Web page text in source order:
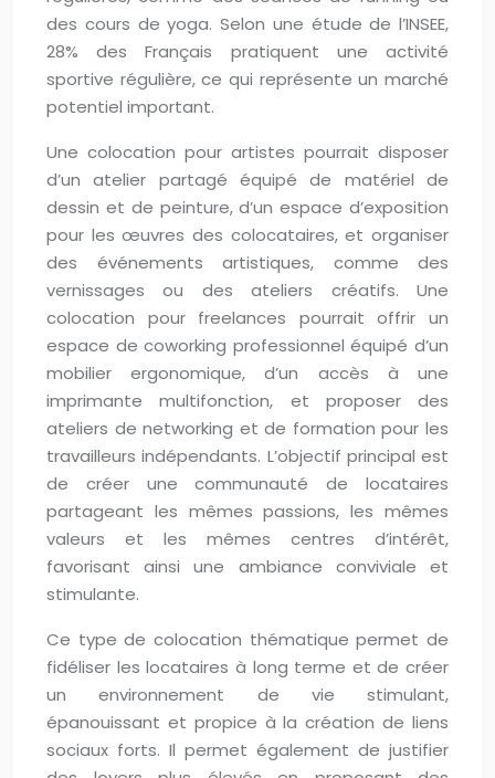
des cours de yoga. Selon une étude de l’INSEE,
28% des Français pratiquent une activité
sportive régulière, ce qui représente un marché
potentiel important.
Une colocation pour artistes pourrait disposer
d’un atelier partagé équipé de matériel de
dessin et de peinture, d’un espace d’exposition
pour les œuvres des colocataires, et organiser
des événements artistiques, comme des
vernissages ou des ateliers créatifs. Une
colocation pour freelances pourrait offrir un
espace de coworking professionnel équipé d’un
mobilier ergonomique, d’un accès à une
imprimante multifonction, et proposer des
ateliers de networking et de formation pour les
travailleurs indépendants. L’objectif principal est
de créer une communauté de locataires
partageant les mêmes passions, les mêmes
valeurs et les mêmes centres d’intérêt,
favorisant ainsi une ambiance conviviale et
stimulante.
Ce type de colocation thématique permet de
fidéliser les locataires à long terme et de créer
un environnement de vie stimulant,
épanouissant et propice à la création de liens
sociaux forts. Il permet également de justifier